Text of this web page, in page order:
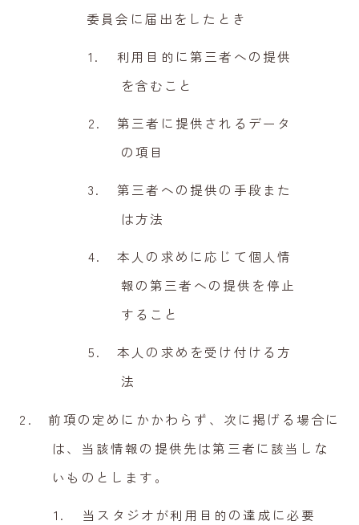
委員会に届出をしたとき
利用目的に第三者への提供
を含むこと
第三者に提供されるデータ
の項目
第三者への提供の手段また
は方法
本人の求めに応じて個人情
報の第三者への提供を停止
すること
本人の求めを受け付ける方
法
前項の定めにかかわらず、次に掲げる場合に
は、当該情報の提供先は第三者に該当しな
いものとします。
当スタジオが利用目的の達成に必要